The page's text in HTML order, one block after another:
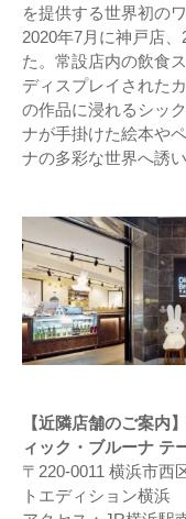
を提供する世界初の
2020年7月に神戸店
た。常設店内の飲食
ディスプレイされた
の作品に浸れるシッ
ナが手掛けた絵本や
ナの多彩な世界へ誘い
【近隣店舗のご案
ィック・ブルーナ テ
〒220-0011 横浜市西
トエディション横浜